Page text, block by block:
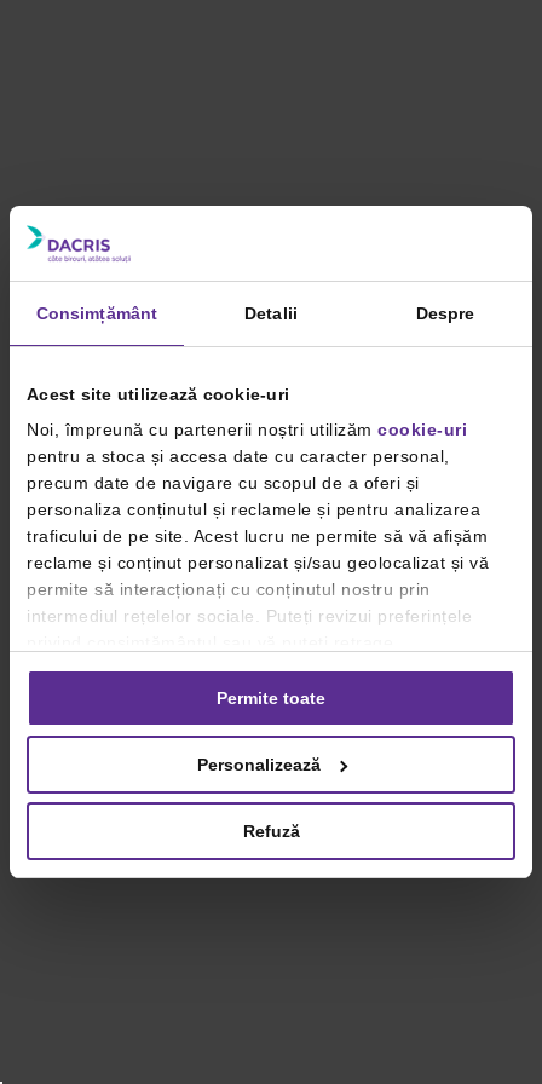
Consimțământ Detalii Despre
Acest site utilizează cookie-uri
Noi, împreună cu partenerii noștri utilizăm cookie-uri
pentru a stoca și accesa date cu caracter personal,
precum date de navigare cu scopul de a oferi și
personaliza conținutul și reclamele și pentru analizarea
traficului de pe site. Acest lucru ne permite să vă afișăm
reclame și conținut personalizat și/sau geolocalizat și vă
permite să interacționați cu conținutul nostru prin
intermediul rețelelor sociale. Puteți revizui preferințele
consimțământul oricând, făcând click pe linkul către
setările dvs. de cookie-uri.
privind utilizarea modulelor cookie.Detalii
Permite toate
Personalizează
Refuză